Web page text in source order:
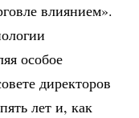
влиянием».
особое
директоров
лет и, как